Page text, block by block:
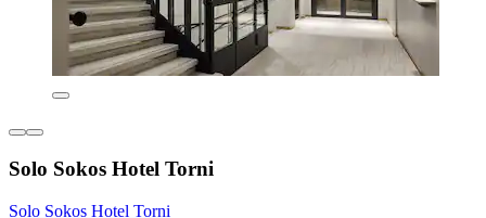
Solo Sokos Hotel Torni
Solo Sokos Hotel Torni